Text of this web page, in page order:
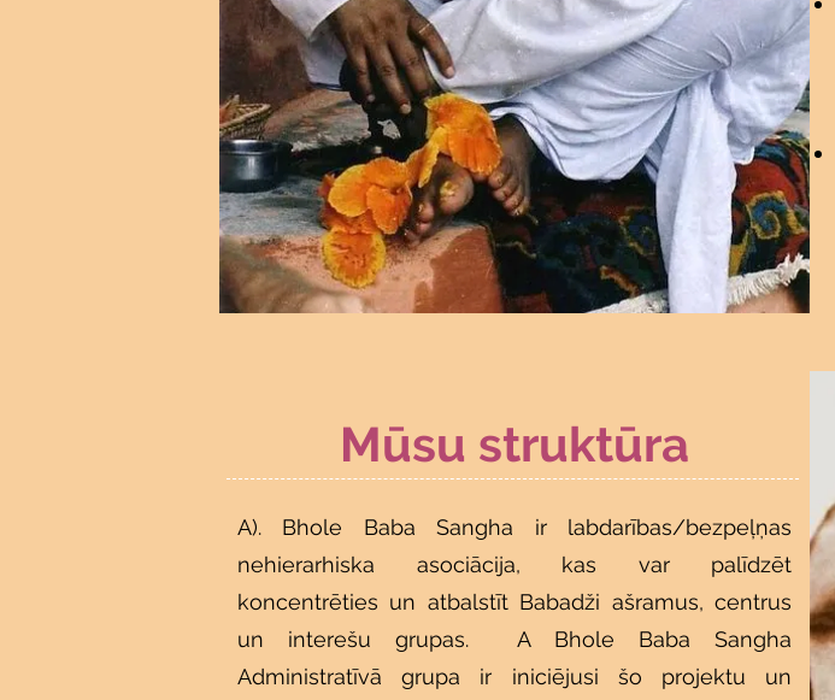
Mūsu struktūra
A). Bhole Baba Sangha ir labdarības/bezpeļņas
nehierarhiska asociācija, kas var palīdzēt
koncentrēties un atbalstīt Babadži ašramus, centrus
un interešu grupas. A Bhole Baba Sangha
Administratīvā grupa ir iniciējusi šo projektu un